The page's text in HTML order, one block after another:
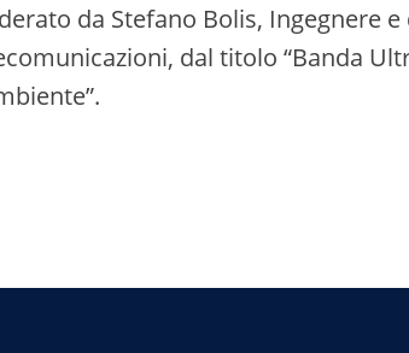
da Stefano Bolis, Ingegnere
dal titolo “Banda